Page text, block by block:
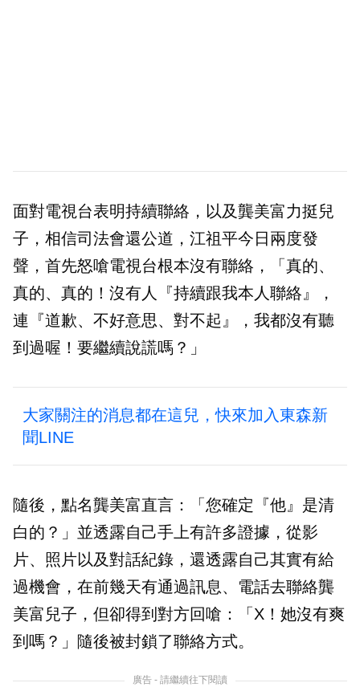
面對電視台表明持續聯絡，以及龔美富力挺兒
子，相信司法會還公道，江祖平今日兩度發
聲，首先怒嗆電視台根本沒有聯絡，「真的、
真的、真的！沒有人『持續跟我本人聯絡』，
連『道歉、不好意思、對不起』，我都沒有聽
到過喔！要繼續說謊嗎？」
大家關注的消息都在這兒，快來加入東森新
聞LINE
隨後，點名龔美富直言：「您確定『他』是清
白的？」並透露自己手上有許多證據，從影
片、照片以及對話紀錄，還透露自己其實有給
過機會，在前幾天有通過訊息、電話去聯絡龔
美富兒子，但卻得到對方回嗆：「X！她沒有爽
到嗎？」隨後被封鎖了聯絡方式。
廣告 - 請繼續往下閱讀